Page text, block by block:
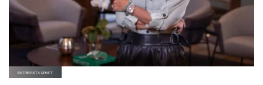
ENTREVISTA DRAFT